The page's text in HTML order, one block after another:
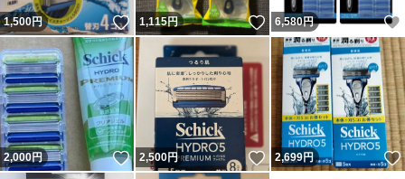
1,500円 いいね！
1,115円 いいね！
6,580円
2,000円 いいね！
2,500円 いいね！
2,699円